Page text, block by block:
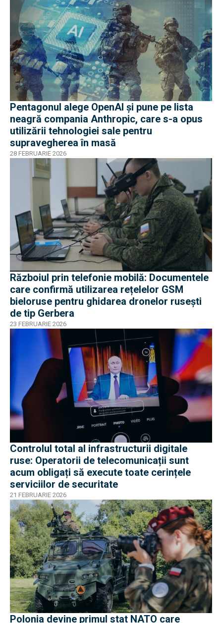
Pentagonul alege OpenAI și pune pe lista
neagră compania Anthropic, care s-a opus
utilizării tehnologiei sale pentru
supravegherea în masă
28 FEBRUARIE 2026
Războiul prin telefonie mobilă: Documentele
care confirmă utilizarea rețelelor GSM
bieloruse pentru ghidarea dronelor rusești
de tip Gerbera
23 FEBRUARIE 2026
Controlul total al infrastructurii digitale
ruse: Operatorii de telecomunicații sunt
acum obligați să execute toate cerințele
serviciilor de securitate
21 FEBRUARIE 2026
Polonia devine primul stat NATO care